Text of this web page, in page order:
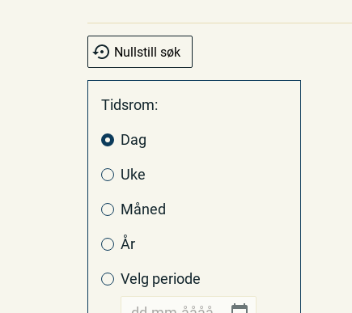
Nullstill søk
Tidsrom:
Dag
Uke
Måned
År
Velg periode